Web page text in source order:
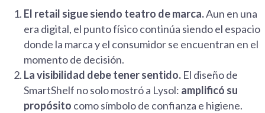
El retail sigue siendo teatro de marca.Aun en una
era digital, el punto físico continúa siendo el espacio
donde la marca y el consumidor se encuentran en el
momento de decisión.
La visibilidad debe tener sentido. El diseño de
SmartShelf no solo mostró a Lysol: amplificó su
propósito como símbolo de confianza e higiene.